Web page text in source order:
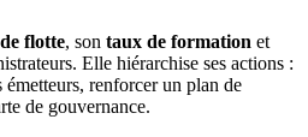
flotte, son taux de formation et
Elle hiérarchise ses actions :
renforcer un plan de
de gouvernance.